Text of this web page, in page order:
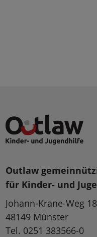
Outlaw
für Kinder- und
Johann-Krane-Weg 18
48149 Münster
Tel. 0251 383566-0